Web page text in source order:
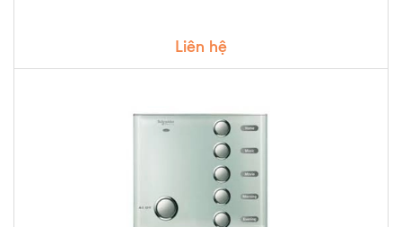
Liên hệ